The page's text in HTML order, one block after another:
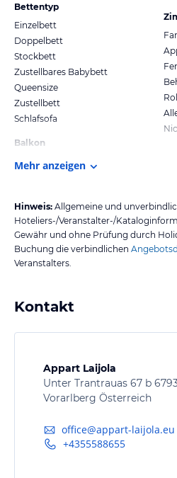
Bettentyp
Einzelbett
Doppelbett
Stockbett
Zustellbares Babybett
Queensize
Zustellbett
Schlafsofa
Balkon
Mehr anzeigen
Hinweis: Allgemeine und
Hoteliers-/Veranstalter-/
Gewähr und ohne Prüfung durch
Buchung die verbindlichen
Veranstalters.
Kontakt
Appart Laijola
Unter Trantrauas 67 b
Vorarlberg Österreich
office@appart-laijola.eu
+4355588655